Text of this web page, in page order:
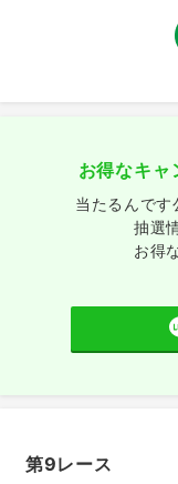
お得なキャ
当たるんです
抽選
お得
第9レース